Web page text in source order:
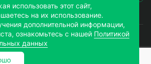
электронных компонентов
Все права защищены.
использовать этот сайт,
на их использование.
дополнительной информации,
ознакомьтесь с нашей Политикой
данных